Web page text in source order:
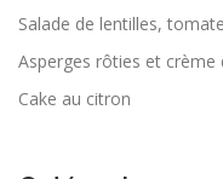
Salade de lentilles,
Asperges rôties et crème
Cake au citron